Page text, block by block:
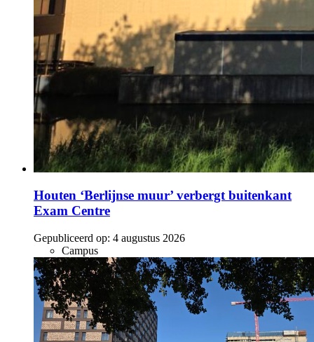
Houten ‘Berlijnse muur’ verbergt buitenkant
Exam Centre
Gepubliceerd op: 4 augustus 2026
Campus